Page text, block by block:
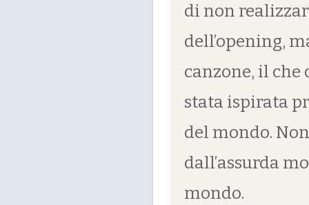
di non
dell’opening,
canzone, il che
stata ispirata
del mondo.
dall’assurda
mondo.